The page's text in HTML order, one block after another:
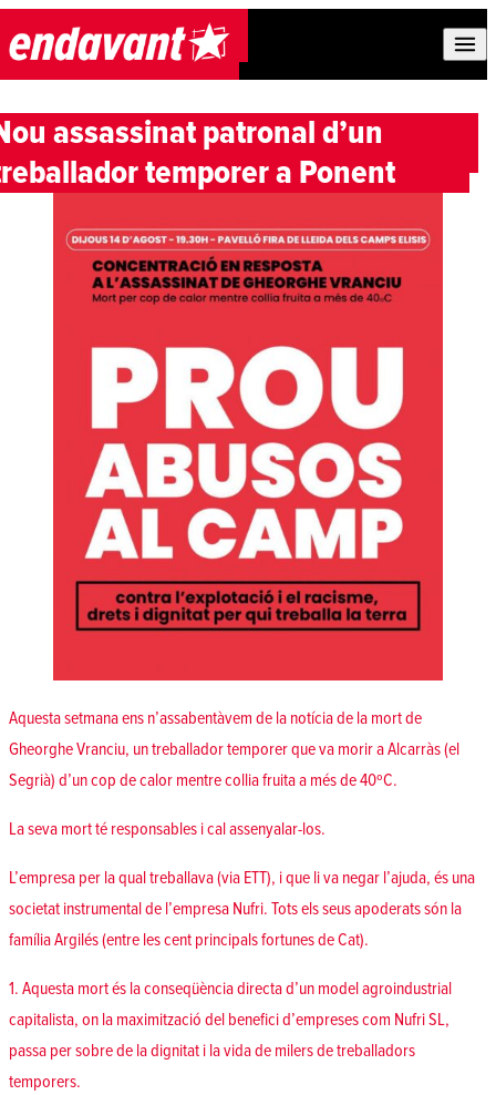
Skip to content
assassinat patronal d’un
temporer a Ponent
Aquesta setmana ens n’assabentàvem de la notícia de la mort de
Gheorghe Vranciu, un treballador temporer que va morir a Alcarràs (el
Segrià) d’un cop de calor mentre collia fruita a més de 40ºC.
La seva mort té responsables i cal assenyalar-los.
L’empresa per la qual treballava (via ETT), i que li va negar l’ajuda, és una
societat instrumental de l’empresa Nufri. Tots els seus apoderats són la
família Argilés (entre les cent principals fortunes de Cat).
1. Aquesta mort és la conseqüència directa d’un model agroindustrial
capitalista, on la maximització del benefici d’empreses com Nufri SL,
passa per sobre de la dignitat i la vida de milers de treballadors
temporers.